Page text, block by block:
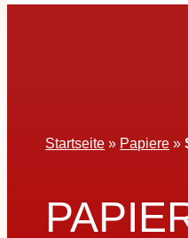
Startseite » Papiere »